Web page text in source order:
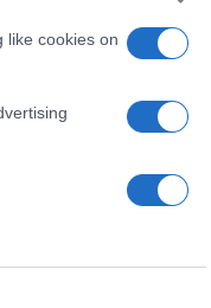
like cookies on
μαθητές των
κέντρα που